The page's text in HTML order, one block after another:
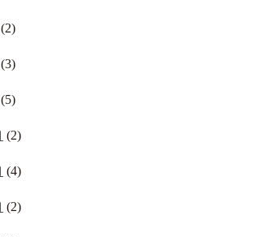
(2)
(3)
(5)
(2)
(4)
(2)